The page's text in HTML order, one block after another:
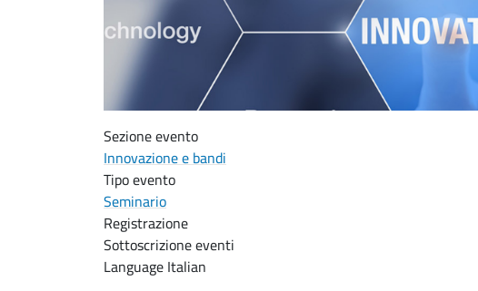
Sezione evento
Innovazione e bandi
Tipo evento
Seminario
Registrazione
Sottoscrizione eventi
Language Italian